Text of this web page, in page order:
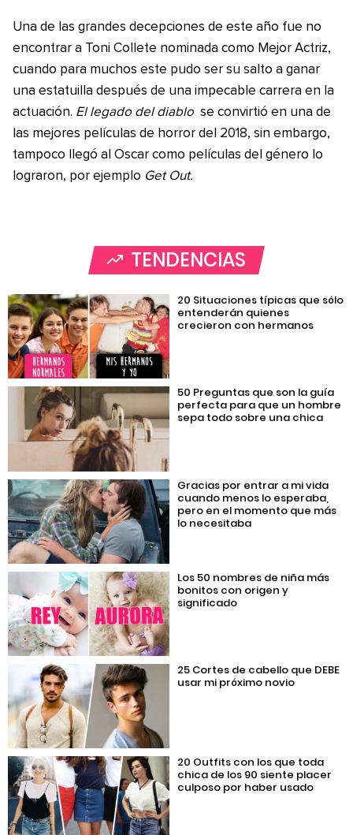
Una de las grandes decepciones de este año fue no
encontrar a Toni Collete nominada como Mejor Actriz,
cuando para muchos este pudo ser su salto a ganar
una estatuilla después de una impecable carrera en la
actuación. El legado del diablo se convirtió en una de
las mejores películas de horror del 2018, sin embargo,
tampoco llegó al Oscar como películas del género lo
lograron, por ejemplo Get Out.
TENDENCIAS
20 Situaciones típicas que sólo
entenderán quienes
crecieron con hermanos
50 Preguntas que son la guía
perfecta para que un hombre
sepa todo sobre una chica
Gracias por entrar a mi vida
cuando menos lo esperaba,
pero en el momento que más
lo necesitaba
Los 50 nombres de niña más
bonitos con origen y
significado
25 Cortes de cabello que DEBE
usar mi próximo novio
20 Outfits con los que toda
chica de los 90 siente placer
culposo por haber usado